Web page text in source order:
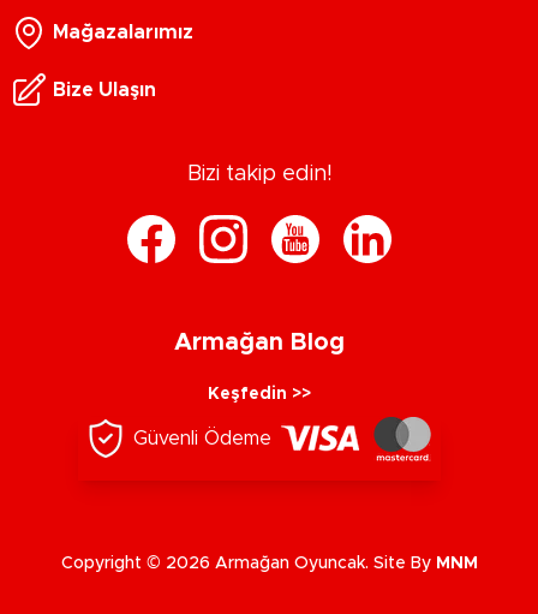
Mağazalarımız
Bize Ulaşın
Bizi takip edin!
Armağan Blog
Keşfedin >>
Güvenli Ödeme
Copyright © 2026 Armağan Oyuncak. Site By MNM